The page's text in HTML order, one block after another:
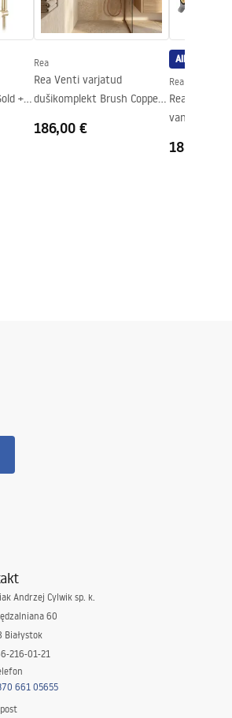
+
Rea
Rea Venti varjatud
dušikomplekt Brush Copper
186,00 €
Allahindlus
Rea
Rea Lungo
vannisegisti
188,00 €
Andrzej Cylwik sp. k.
60
Białystok
216-01-21
661 05655